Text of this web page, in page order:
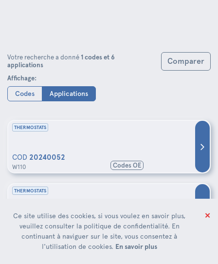
Votre recherche a donné 1 codes et 6
applications
Comparer
Affichage:
Codes Applications
THERMOSTATS
COD 20240052
W110 Codes OE
THERMOSTATS
COD20240052
W130 Codes OE
✕
Ce site utilise des cookies, si vous voulez en savoir plus,
veuillez consulter la politique de confidentialité. En
continuant à naviguer sur le site, vous consentez à
l'utilisation de cookies. En savoir plus